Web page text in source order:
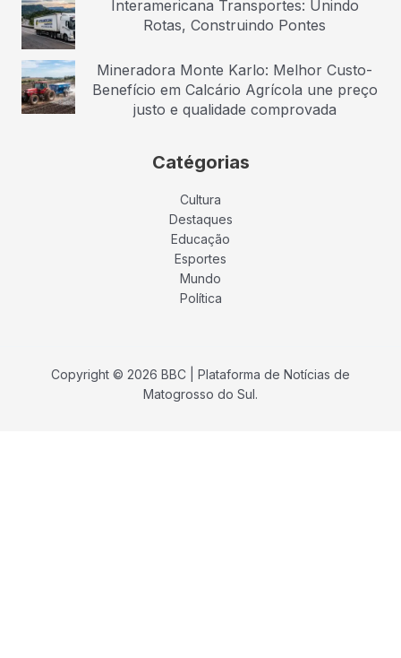
Interamericana Transportes: Unindo
Rotas, Construindo Pontes
Mineradora Monte Karlo: Melhor Custo-
Benefício em Calcário Agrícola une preço
justo e qualidade comprovada
Catégorias
Cultura
Destaques
Educação
Esportes
Mundo
Política
Copyright © 2026 BBC | Plataforma de Notícias de
Matogrosso do Sul.